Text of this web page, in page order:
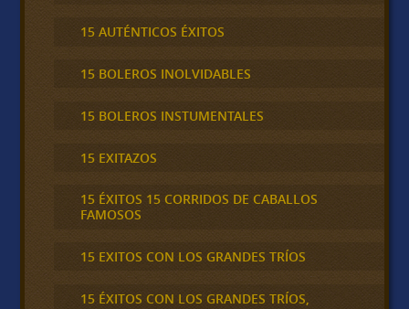
15 AUTÉNTICOS ÉXITOS
15 BOLEROS INOLVIDABLES
15 BOLEROS INSTUMENTALES
15 EXITAZOS
15 ÉXITOS 15 CORRIDOS DE CABALLOS
FAMOSOS
15 EXITOS CON LOS GRANDES TRÍOS
15 ÉXITOS CON LOS GRANDES TRÍOS,